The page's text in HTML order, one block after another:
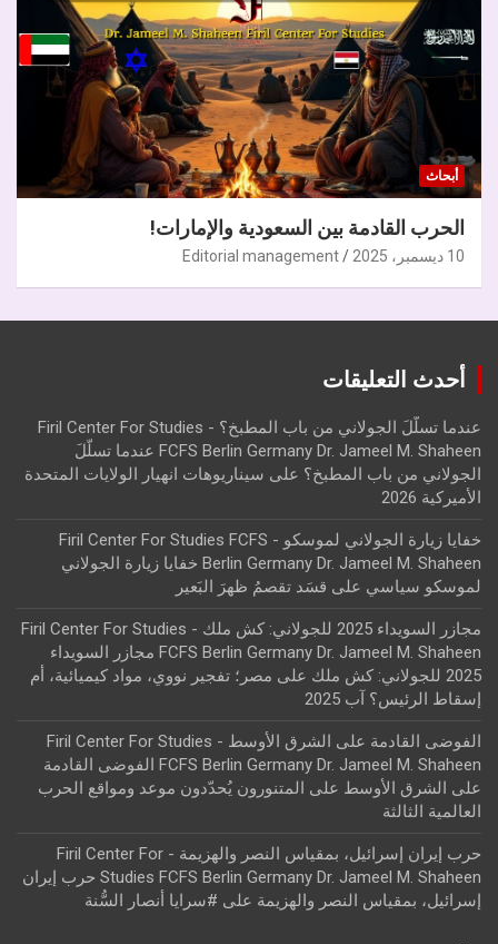
أبحاث
الحرب القادمة بين السعودية والإمارات!
10 ديسمبر، 2025 Editorial management
أحدث التعليقات
عندما تسلّلَ الجولاني من باب المطبخ؟ - Firil Center For Studies
FCFS Berlin Germany Dr. Jameel M. Shaheen عندما تسلّلَ
الجولاني من باب المطبخ؟ على سيناريوهات انهيار الولايات المتحدة
الأميركية 2026
خفايا زيارة الجولاني لموسكو - Firil Center For Studies FCFS
Berlin Germany Dr. Jameel M. Shaheen خفايا زيارة الجولاني
لموسكو سياسي على قسَد تقصمُ ظهرَ البَعير
مجازر السويداء 2025 للجولاني: كش ملك - Firil Center For Studies
FCFS Berlin Germany Dr. Jameel M. Shaheen مجازر السويداء
2025 للجولاني: كش ملك
على مصر؛ تفجير نووي، مواد كيميائية، أم
إسقاط الرئيس؟ آب 2025
الفوضى القادمة على الشرق الأوسط - Firil Center For Studies
FCFS Berlin Germany Dr. Jameel M. Shaheen الفوضى القادمة
على الشرق الأوسط على
المتنورون يُحدّدون موعد ومواقع الحرب
العالمية الثالثة
حرب إيران إسرائيل، بمقياس النصر والهزيمة - Firil Center For
Studies FCFS Berlin Germany Dr. Jameel M. Shaheen حرب إيران
إسرائيل، بمقياس النصر والهزيمة على #سرايا أنصار السُّنة